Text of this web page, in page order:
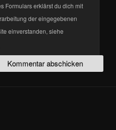
Formulars erklärst du dich mit
der eingegebenen
einverstanden, siehe